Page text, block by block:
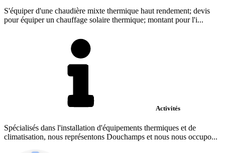
S'équiper d'une chaudière mixte thermique haut rendement; devis
pour équiper un chauffage solaire thermique; montant pour l'i...
Activités
Spécialisés dans l'installation d'équipements thermiques et de
climatisation, nous représentons Douchamps et nous nous occupo...